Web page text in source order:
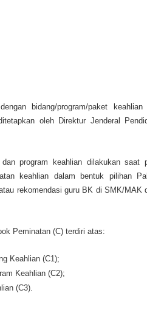
bidang/program/paket keahlian
oleh Direktur Jenderal
program keahlian dilakukan saat
keahlian dalam bentuk pilihan
rekomendasi guru BK di SMK/MAK
Peminatan (C) terdiri atas:
Keahlian (C1);
Keahlian (C2);
(C3).